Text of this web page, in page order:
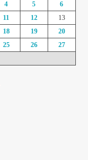
4 5
6
11 12
13
18 19
20
25 26
27